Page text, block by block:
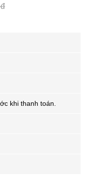
khi thanh toán.